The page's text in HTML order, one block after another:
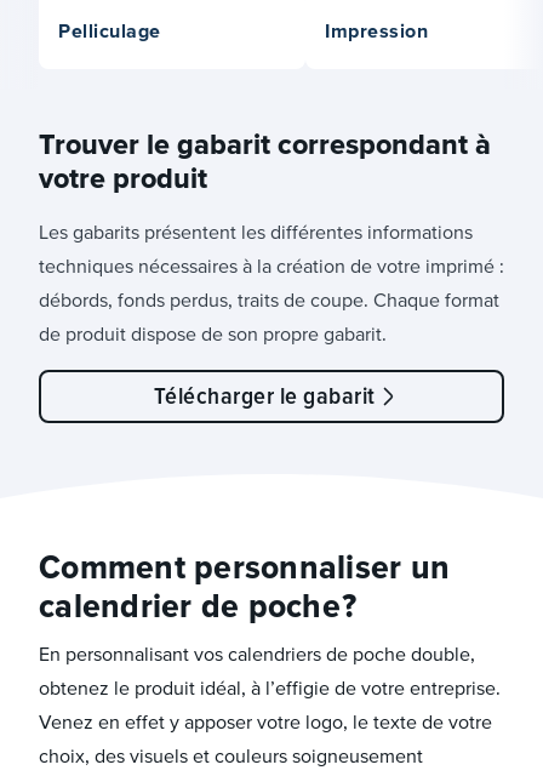
Pelliculage Impression
Trouver le gabarit correspondant à
votre produit
Les gabarits présentent les différentes informations
techniques nécessaires à la création de votre imprimé :
débords, fonds perdus, traits de coupe. Chaque format
de produit dispose de son propre gabarit.
Télécharger le gabarit
Comment personnaliser un
calendrier de poche ?
En personnalisant vos calendriers de poche double,
obtenez le produit idéal, à l’effigie de votre entreprise.
Venez en effet y apposer votre logo, le texte de votre
choix, des visuels et couleurs soigneusement